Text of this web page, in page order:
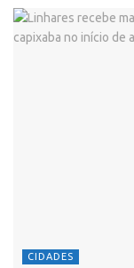
CIDADES